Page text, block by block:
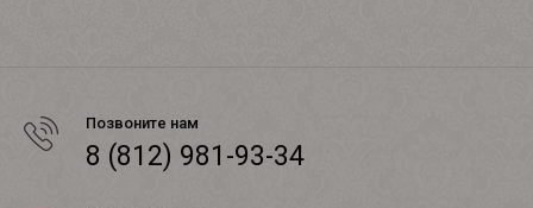
Позвоните нам
8 (812) 981-93-34